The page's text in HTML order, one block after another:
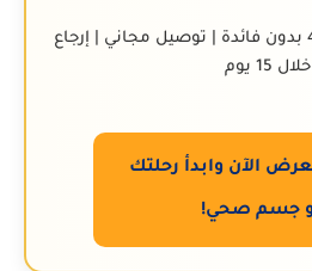
تقسيط 174.50 ريال × 4 بدون فائدة | توصيل مجاني | إرجاع
خلال 15 يوم
الآن وابدأ رحلتك
جسم صحي!